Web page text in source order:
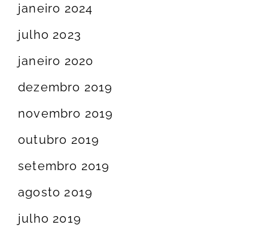
janeiro 2024
julho 2023
janeiro 2020
dezembro 2019
novembro 2019
outubro 2019
setembro 2019
agosto 2019
julho 2019